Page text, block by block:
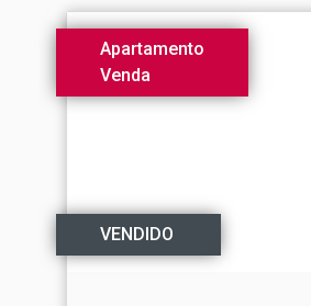
Apartamento
Venda
VENDIDO